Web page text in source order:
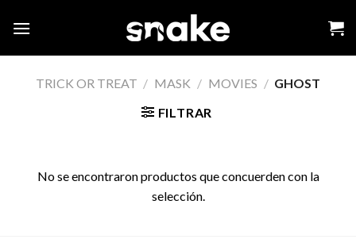
TRICK OR TREAT / MASK / MOVIES / GHOST
FILTRAR
No se encontraron productos que concuerden con la
selección.